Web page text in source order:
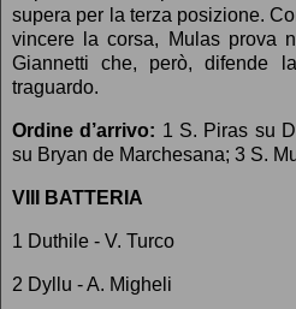
supera per la terza posizione.
vincere la corsa, Mulas prova
Giannetti che, però, difende
traguardo.
Ordine d’arrivo: 1 S. Piras su
su Bryan de Marchesana; 3 S.
VIII BATTERIA
1 Duthile - V. Turco
2 Dyllu - A. Migheli